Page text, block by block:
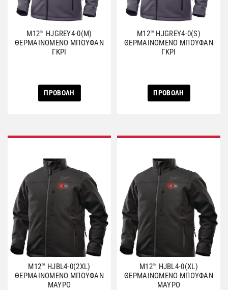
M12™ HJGREY4-0(M)
ΘΕΡΜΑΙΝΟΜΕΝΟ ΜΠΟΥΦΑΝ
ΓΚΡΙ
ΠΡΟΒΟΛΗ
M12™ HJGREY4-0(S)
ΘΕΡΜΑΙΝΟΜΕΝΟ ΜΠΟΥΦΑΝ
ΓΚΡΙ
ΠΡΟΒΟΛΗ
M12™ HJBL4-0(2XL)
ΘΕΡΜΑΙΝΟΜΕΝΟ ΜΠΟΥΦΑΝ
ΜΑΥΡΟ
M12™ HJBL4-0(XL)
ΘΕΡΜΑΙΝΟΜΕΝΟ ΜΠΟΥΦΑΝ
ΜΑΥΡΟ